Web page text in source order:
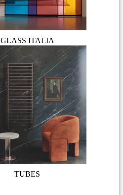
GLASS ITALIA
TUBES